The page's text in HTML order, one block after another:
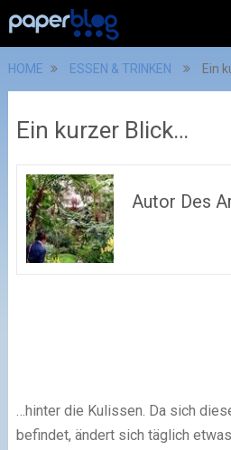
HOME ESSEN & TRINKEN Ein
Ein kurzer Blick…
Autor Des
…hinter die Kulissen. Da sich
befindet, ändert sich täglich